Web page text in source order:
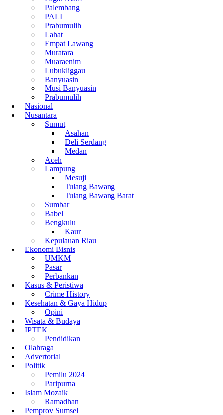
Palembang
PALI
Prabumulih
Lahat
Empat Lawang
Muratara
Muaraenim
Lubukliggau
Banyuasin
Musi Banyuasin
Prabumulih
Nasional
Nusantara
Sumut
Asahan
Deli Serdang
Medan
Aceh
Lampung
Mesuji
Tulang Bawang
Tulang Bawang Barat
Sumbar
Babel
Bengkulu
Kaur
Kepulauan Riau
Ekonomi Bisnis
UMKM
Pasar
Perbankan
Kasus & Peristiwa
Crime History
Kesehatan & Gaya Hidup
Opini
Wisata & Budaya
IPTEK
Pendidikan
Olahraga
Advertorial
Politik
Pemilu 2024
Paripurna
Islam Mozaik
Ramadhan
Pemprov Sumsel